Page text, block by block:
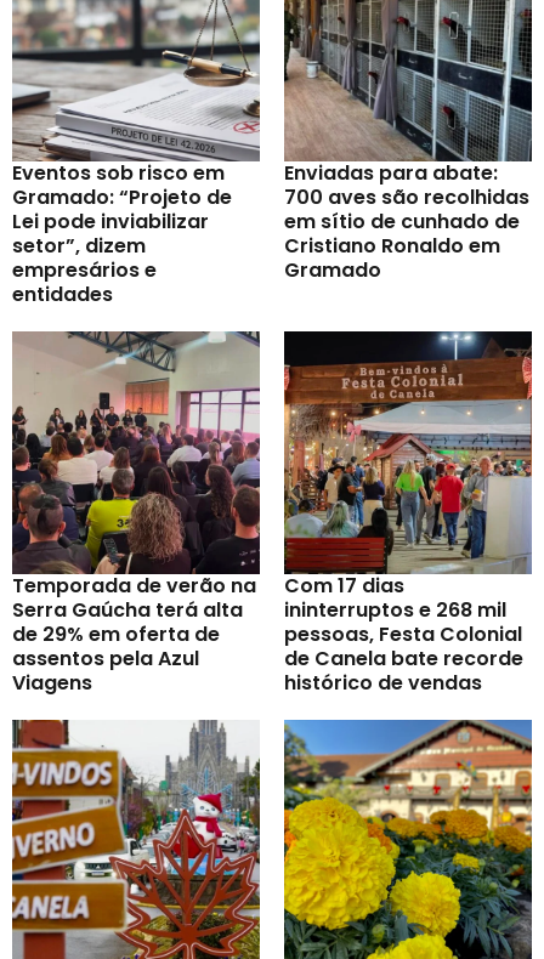
Eventos sob risco em
Gramado: “Projeto de
Lei pode inviabilizar
setor”, dizem
empresários e
entidades
Enviadas para abate:
700 aves são recolhidas
em sítio de cunhado de
Cristiano Ronaldo em
Gramado
Temporada de verão na
Serra Gaúcha terá alta
de 29% em oferta de
assentos pela Azul
Viagens
Com 17 dias
ininterruptos e 268 mil
pessoas, Festa Colonial
de Canela bate recorde
histórico de vendas